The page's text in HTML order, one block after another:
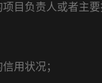
目负责人或者主
用状况；